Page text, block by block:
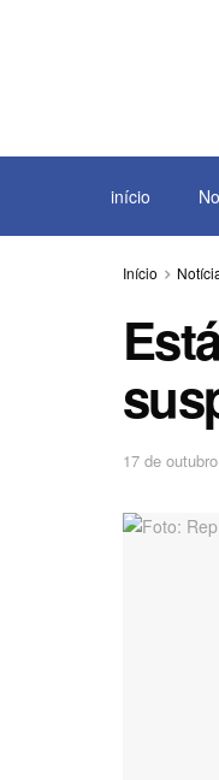
início
Início
17 de